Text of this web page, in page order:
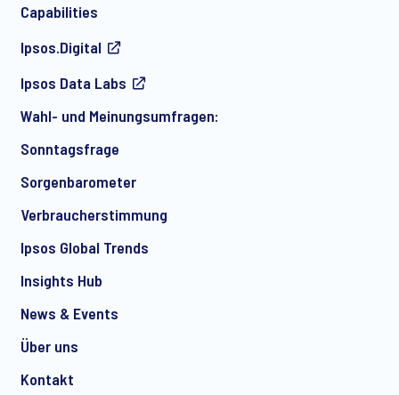
Marketingmitteilungen über Produkte und Dienstleistungen
Artikeln von Ipsos zu erhalten. Sie können Ihre Zustimmung
jederzeit mit Wirkung für die Zukunft widerrufen.
Capabilities
Ipsos.Digital
Ipsos Data Labs
Wahl- und Meinungsumfragen:
Sonntagsfrage
Sorgenbarometer
Verbraucherstimmung
Ipsos Global Trends
Insights Hub
News & Events
Über uns
Kontakt